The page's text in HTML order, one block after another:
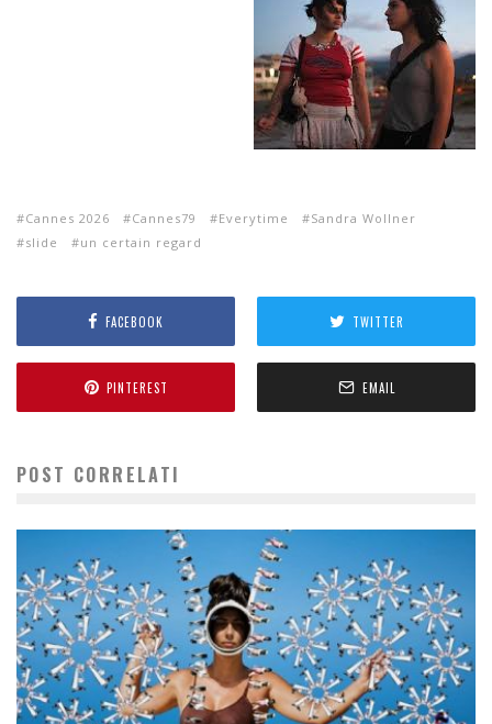
Cannes 2026 Cannes79 Everytime
Sandra Wollner
slide
un certain regard
FACEBOOK TWITTER
PINTEREST EMAIL
POST CORRELATI